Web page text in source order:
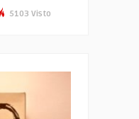
5103 Visto